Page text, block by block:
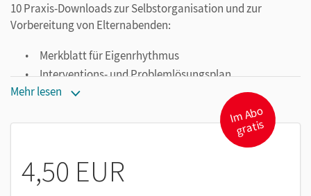
10 Praxis-Downloads zur Selbstorganisation und zur
Vorbereitung von Elternabenden:
Merkblatt für Eigenrhythmus
Interventions- und Problemlösungsplan
Selbstorganisation: Ordnungssystem
Selbstorganisation: Merkblatt Schule und Privat
Checkliste Elternabend
Arbeitsplan
Mehr lesen
I
m
A
b
o
gr
atis
4,50 EUR